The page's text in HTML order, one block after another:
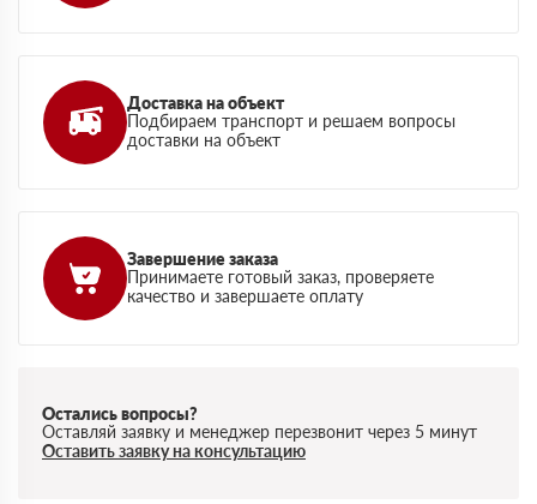
Доставка на объект
Подбираем транспорт и решаем вопросы
доставки на объект
Завершение заказа
Принимаете готовый заказ, проверяете
качество и завершаете оплату
Остались вопросы?
Оставляй заявку и менеджер перезвонит через 5 минут
Оставить заявку на консультацию